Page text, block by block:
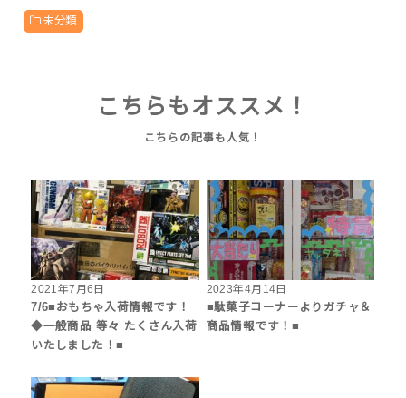
未分類
こちらもオススメ！
2021年7月6日
7/6■おもちゃ入荷情報です！
◆一般商品 等々 たくさん入荷
いたしました！■
2023年4月14日
■駄菓子コーナーよりガチャ＆
商品情報です！■